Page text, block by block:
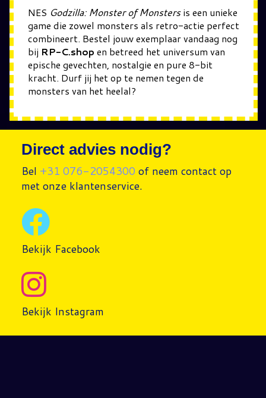
NES Godzilla: Monster of Monstersis een unieke
game die zowel monsters als retro-actie perfect
combineert. Bestel jouw exemplaar vandaag nog
bij RP-C.shop en betreed het universum van
epische gevechten, nostalgie en pure 8-bit
kracht. Durf jij het op te nemen tegen de
monsters van het heelal?
Direct advies nodig?
Bel +31 076-2054300 of neem contact op
met onze klantenservice.
Bekijk Facebook
Bekijk Instagram